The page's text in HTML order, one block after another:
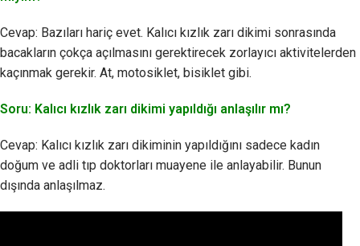
Cevap: Bazıları hariç evet. Kalıcı kızlık zarı dikimi sonrasında
bacakların çokça açılmasını gerektirecek zorlayıcı aktivitelerden
kaçınmak gerekir. At, motosiklet, bisiklet gibi.
Soru: Kalıcı kızlık zarı dikimi yapıldığı anlaşılır mı?
Cevap: Kalıcı kızlık zarı dikiminin yapıldığını sadece kadın
doğum ve adli tıp doktorları muayene ile anlayabilir. Bunun
dışında anlaşılmaz.